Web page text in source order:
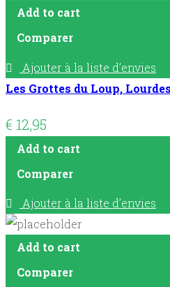
Add to cart
Comparer
Ajouter à la liste d’envies
Les Grottes du Loup,
€ 12,95
Add to cart
Comparer
Ajouter à la liste d’envies
Add to cart
Comparer